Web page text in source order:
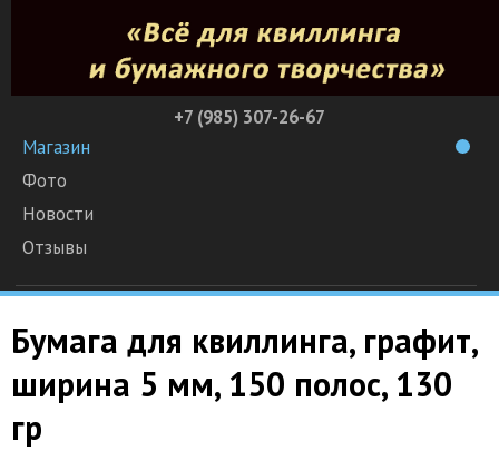
+7 (985) 307-26-67
Магазин
Фото
Новости
Отзывы
Бумага для квиллинга, графит,
ширина 5 мм, 150 полос, 130
гр